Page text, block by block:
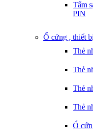
Tấm
PIN
Ổ cứng , thiết
Thẻ
Thẻ
Thẻ
Thẻ
Ổ